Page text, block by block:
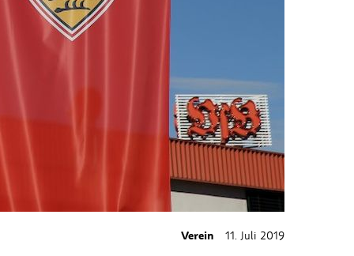
Verein 11. Juli 2019